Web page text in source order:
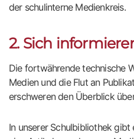
der schulinterne Medienkreis.
2. Sich
Die fortwährende technische
Medien und die Flut an
erschweren den Überblick
In unserer Schulbibliothek gibt